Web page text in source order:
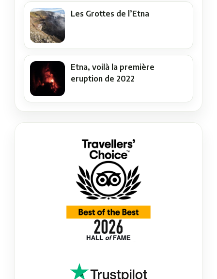
Les Grottes de l’Etna
Etna, voilà la première
eruption de 2022